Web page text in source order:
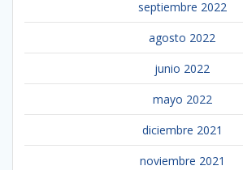
septiembre 2022
agosto 2022
junio 2022
mayo 2022
diciembre 2021
noviembre 2021